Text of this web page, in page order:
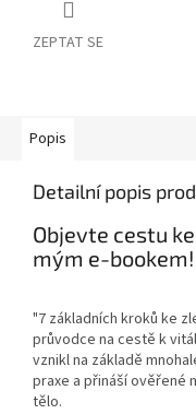
ZEPTAT SE
Popis
Detailní popis
Objevte cestu
mým e-bookem!
"7 základních kroků ke
průvodce na cestě k
vznikl na základě
praxe a přináší ověřené
tělo.